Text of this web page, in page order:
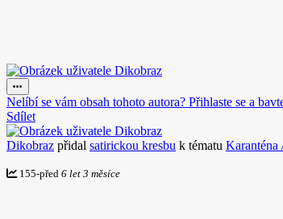
Nelíbí se vám obsah tohoto autora? Přihlaste se a
Sdílet
Dikobraz přidal satirickou kresbu k tématu
155-před 6 let 3 měsíce